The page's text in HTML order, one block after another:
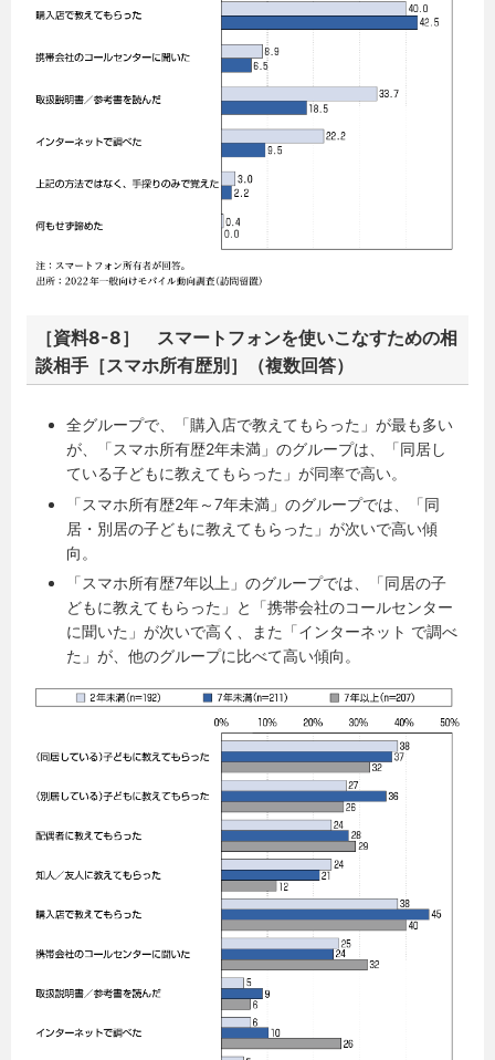
［資料8-8］ スマートフォンを使いこなすための相
談相手［スマホ所有歴別］（複数回答）
全グループで、「購入店で教えてもらった」が最も多い
が、「スマホ所有歴2年未満」のグループは、「同居し
ている子どもに教えてもらった」が同率で高い。
「スマホ所有歴2年～7年未満」のグループでは、「同
居・別居の子どもに教えてもらった」が次いで高い傾
向。
「スマホ所有歴7年以上」のグループでは、「同居の子
どもに教えてもらった」と「携帯会社のコールセンター
に聞いた」が次いで高く、また「インターネット で調べ
た」が、他のグループに比べて高い傾向。